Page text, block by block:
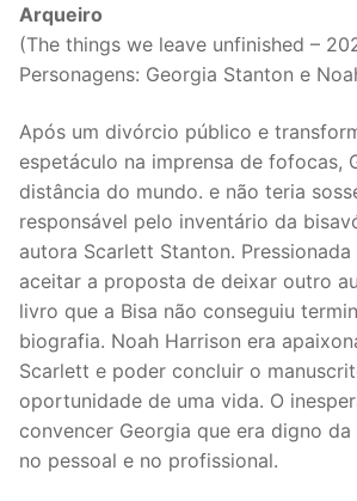
Arqueiro
(The things we leave unfinished –
Personagens: Georgia Stanton e
Após um divórcio público e
espetáculo na imprensa de fofocas,
distância do mundo. e não teria
responsável pelo inventário da
autora Scarlett Stanton.
aceitar a proposta de deixar outro
livro que a Bisa não conseguiu
biografia. Noah Harrison era
Scarlett e poder concluir o
oportunidade de uma vida. O
convencer Georgia que era digno
no pessoal e no profissional.